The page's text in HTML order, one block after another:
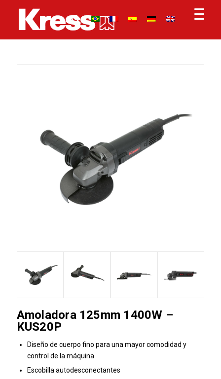
Amoladora 125mm 1400W –
KUS20P
Diseño de cuerpo fino para una mayor comodidad y
control de la máquina
Escobilla autodesconectantes